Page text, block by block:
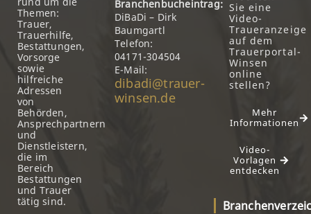
Themen:
Trauer,
Trauerhilfe,
Bestattungen,
Vorsorge
sowie
hilfreiche
Adressen
von
Behörden,
Ansprechpartnern
und
Dienstleistern,
die im
Bereich
Bestattungen
und Trauer
tätig sind.
Branchenbucheintrag:
DiBaDi – Dirk
Baumgartl
Telefon:
04171-304504
E-Mail:
dibadi@trauer-
winsen.de
Sie eine
Video-
Traueranzeige
auf dem
Trauerportal-
Winsen
online
stellen?
Mehr
Informationen
Video-
Vorlagen
entdecken